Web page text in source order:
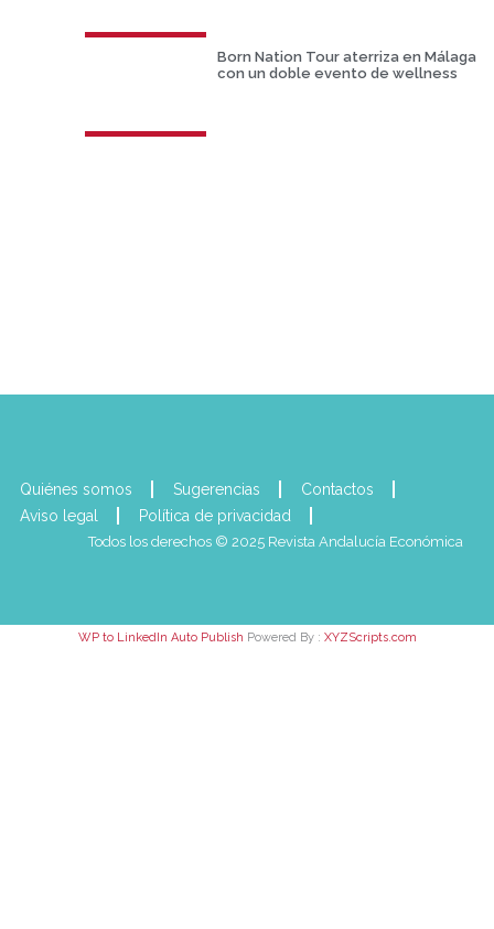
Born Nation Tour aterriza en Málaga
con un doble evento de wellness
Quiénes somos Sugerencias
Contactos
Aviso legal
Política de privacidad
Todos los derechos © 2025 Revista Andalucía Económica
WP to LinkedIn Auto Publish Powered By : XYZScripts.com